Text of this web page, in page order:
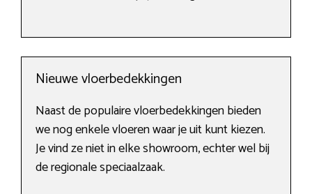
Nieuwe vloerbedekkingen
Naast de populaire vloerbedekkingen bieden
we nog enkele vloeren waar je uit kunt kiezen.
Je vind ze niet in elke showroom, echter wel bij
de regionale speciaalzaak.